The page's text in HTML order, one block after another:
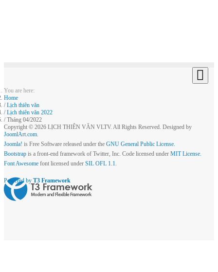
You are here:
Home
Lịch thiên văn
Lịch thiên văn 2022
Tháng 04/2022
Copyright © 2026 LỊCH THIÊN VĂN VLTV. All Rights Reserved. Designed by
JoomlArt.com.
Joomla! is Free Software released under the GNU General Public License.
Bootstrap is a front-end framework of Twitter, Inc. Code licensed under MIT License.
Font Awesome font licensed under SIL OFL 1.1.
Powered by T3 Framework